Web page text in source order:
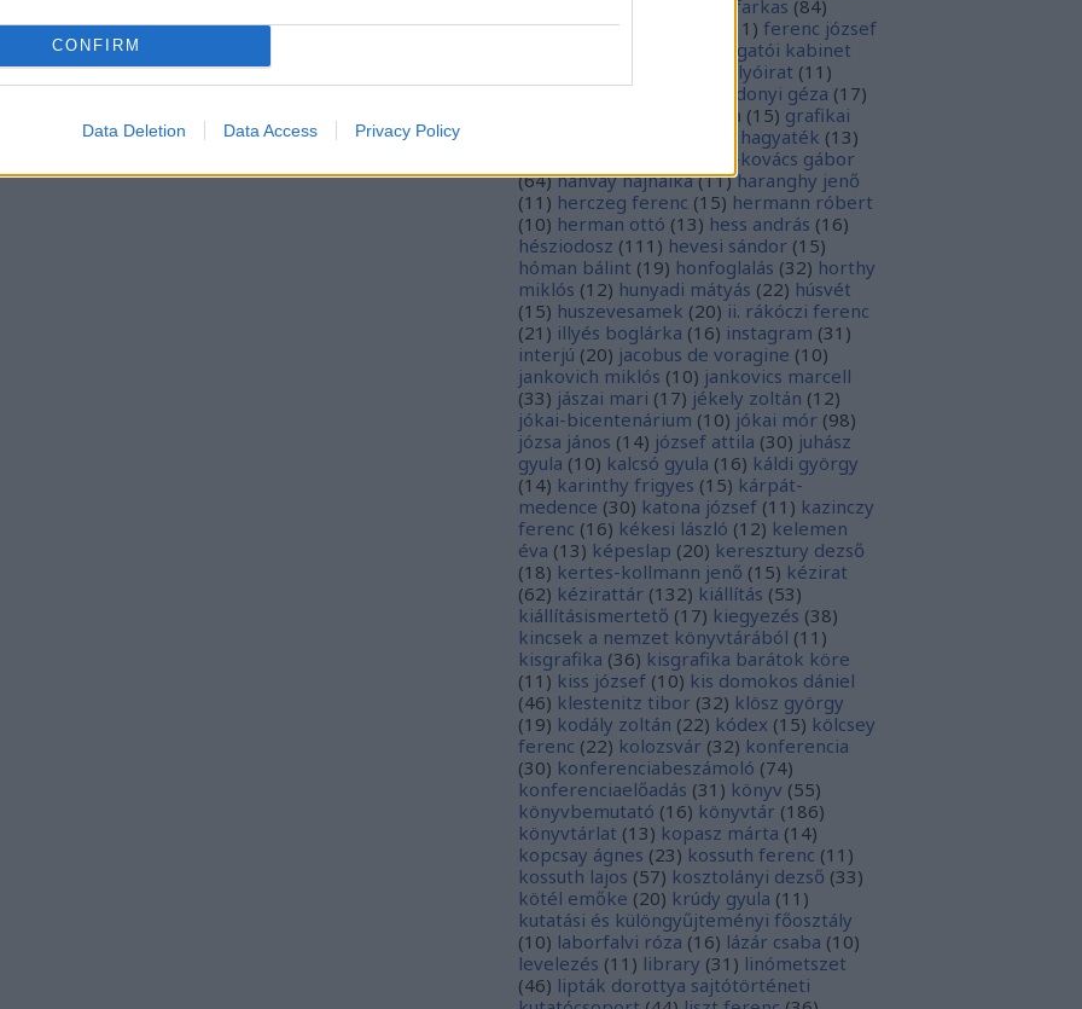
CONFIRM
Data Deletion Data Access Privacy Policy
farkas gábor farkas (84)
fedák sári (11 11 ) ferenc józsef
főigazgatói kabinet
folyóirat (11 )
galambos ferenc
gárdonyi géza (17)
grafika (15) grafikai
hagyaték (13)
hamvai-kovács gábor
(64) hanvay hajnalka (11) haranghy jenő
(11 ) herczeg ferenc (15) hermann róbert
(10) herman ottó (13) hess andrás (16)
hésziodosz (111 ) hevesi sándor (15)
hóman bálint (19) honfoglalás (32) horthy
miklós (12) hunyadi mátyás (22) húsvét
(15) huszevesamek (20) ii. rákóczi ferenc
(21 ) illyés boglárka (16) instagram (31 )
interjú (20) jacobus de voragine (10)
jankovich miklós (10) jankovics marcell
(33) jászai mari (17) jékely zoltán (12)
jókai-bicentenárium (10) jókai mór (98)
józsa jános (14) józsef attila (30) juhász
gyula (10) kalcsó gyula (16) káldi györgy
(14) karinthy frigyes (15) kárpát-
medence (30) katona józsef (11 ) kazinczy
ferenc (16) kékesi lászló (12) kelemen
éva (13) képeslap (20) keresztury dezső
(18) kertes-kollmann jenő (15) kézirat
(62) kézirattár (132) kiállítás (53)
kiállításismertető (17) kiegyezés (38)
kincsek a nemzet könyvtárából (11 )
kisgrafika (36) kisgrafika barátok köre
(11 ) kiss józsef (10) kis domokos dániel
(46) klestenitz tibor (32) klösz györgy
(19) kodály zoltán (22) kódex (15) kölcsey
ferenc (22) kolozsvár (32) konferencia
(30) konferenciabeszámoló (74)
konferenciaelőadás (31 ) könyv (55)
könyvbemutató (16) könyvtár (186)
könyvtárlat (13) kopasz márta (14)
kopcsay ágnes (23) kossuth ferenc (11 )
kossuth lajos (57) kosztolányi dezső (33)
kötél emőke (20) krúdy gyula (11 )
kutatási és különgyűjteményi főosztály
(10) laborfalvi róza (16) lázár csaba (10)
levelezés (11 ) library (31 ) linómetszet
(46) lipták dorottya sajtótörténeti